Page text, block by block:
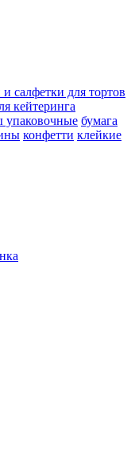
салфетки для тортов
кейтеринга
упаковочные бумага
конфетти клейкие